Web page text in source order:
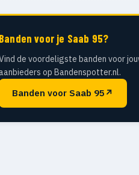
Banden voor je Saab 95?
de voordeligste banden voor
op Bandenspotter.nl.
Banden voor Saab 95 ↗